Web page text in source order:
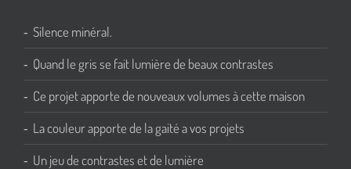
Silence minéral.
Quand le gris se fait lumière de beaux contrastes
Ce projet apporte de nouveaux volumes à cette maison
La couleur apporte de la gaité a vos projets
Un jeu de contrastes et de lumière